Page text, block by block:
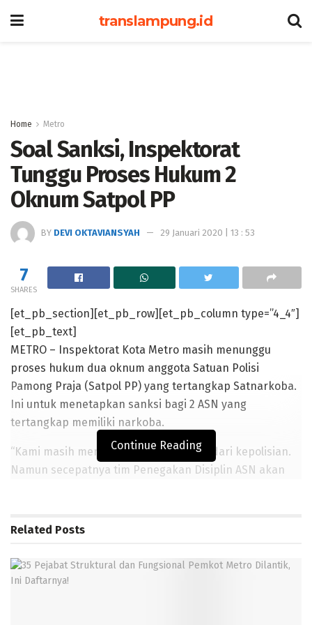
translampung.id
Home Metro
Soal Sanksi, Inspektorat
Tunggu Proses Hukum 2
Oknum Satpol PP
BY DEVI OKTAVIANSYAH 29 Januari 2020 | 13 : 53
7
SHARES
[et_pb_section][et_pb_row][et_pb_column type=”4_4″]
[et_pb_text]
METRO – Inspektorat Kota Metro masih menunggu
proses hukum dua oknum anggota Satuan Polisi
Pamong Praja (Satpol PP) yang tertangkap Satnarkoba.
Ini untuk menetapkan sanksi bagi 2 ASN yang
tertangkap memiliki narkoba.
“Kami masih menunggu proses hukum dari kepolisian.
Namun secepatnya tim Penegakan Disiplin ASN akan
Kota Metro Jihad Helmi dikonfirmasi, Rabu (29/1/2020).
PP Nomor 53 tahun 2010 tentang Disiplin ASN. Dengan
aturan tersebut, jelasnya,sanksi bisa diberikan sesuai
Continue Reading
Related Posts